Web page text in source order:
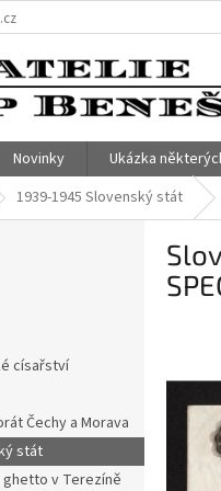
Novinky Ukázka
1939-1945 Slovenský stát
císařství
Čechy a Morava
stát
ghetto v Terezíně